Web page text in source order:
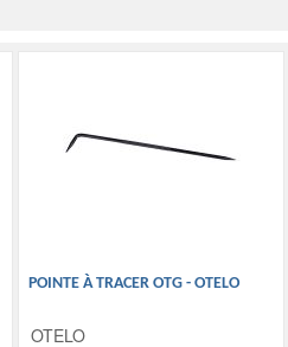
POINTE À TRACER OTG - OTELO
OTELO